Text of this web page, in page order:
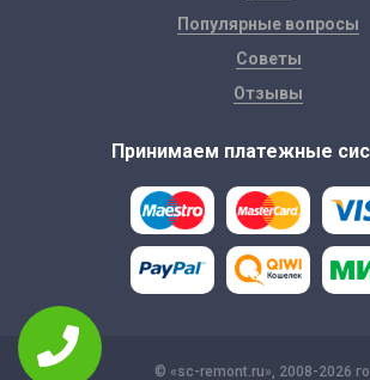
Популярные вопросы
Советы
Отзывы
Принимаем платежные
© «sc-remont.ru», 2008-2026